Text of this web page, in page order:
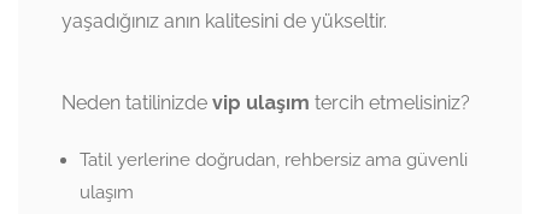
yaşadığınız anın kalitesini de yükseltir.
Neden tatilinizde vip ulaşım tercih etmelisiniz?
Tatil yerlerine doğrudan, rehbersiz ama güvenli
ulaşım